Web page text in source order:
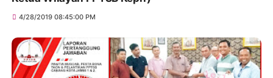
4/28/2019 08:45:00 PM